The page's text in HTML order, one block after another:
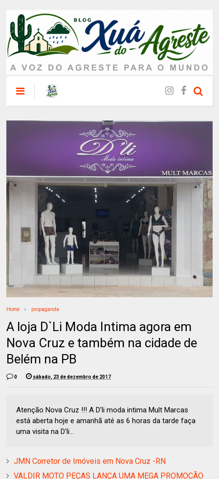
Home propaganda
A loja D`Li Moda Intima agora em
Nova Cruz e também na cidade de
Belém na PB
0 sábado, 23 de dezembro de 2017
Atenção Nova Cruz !!! A D'li moda intima Mult Marcas
está aberta hoje e amanhã até as 6 horas da tarde faça
uma visita na D'li...
JMN Corretor de Imóveis em Nova Cruz -RN
VALDIR MOTO PEÇAS LANÇA UMA MEGA PROMOÇÃO